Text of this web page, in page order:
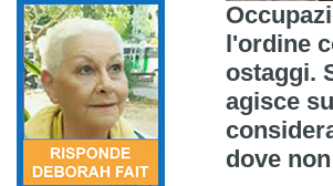
l'ordine
ostaggi.
agisce
dove